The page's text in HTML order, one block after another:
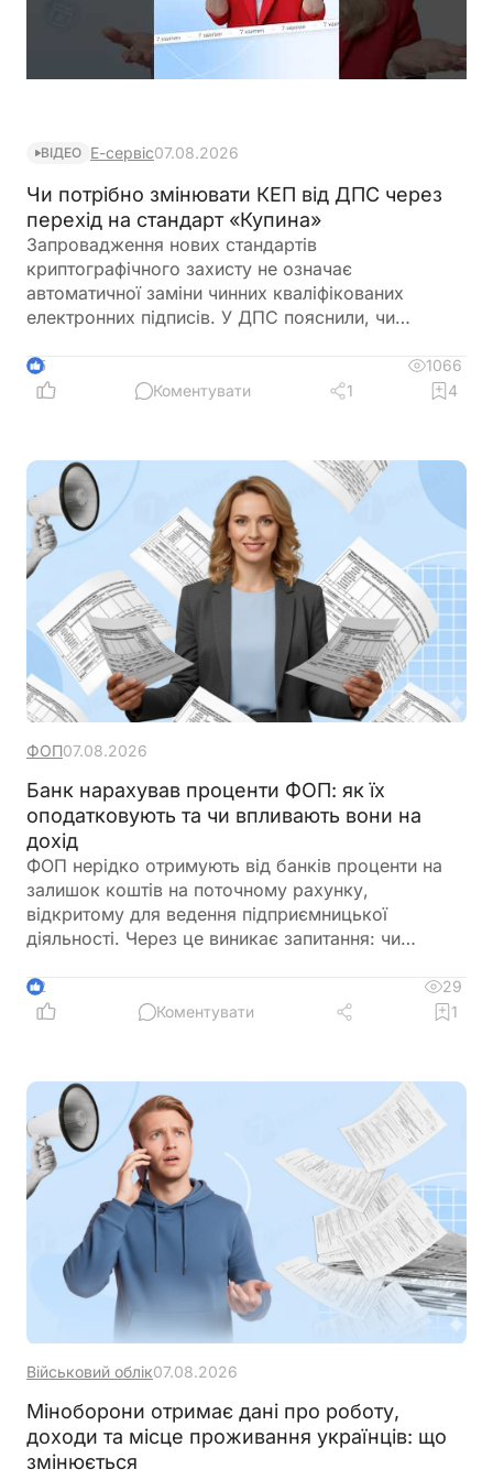
ВІДЕО Е-сервіс07.08.2026
Чи потрібно змінювати КЕП від ДПС через
перехід на стандарт «Купина»
Запровадження нових стандартів
криптографічного захисту не означає
автоматичної заміни чинних кваліфікованих
електронних підписів. У ДПС пояснили, чи
ДПС, після переходу на новий стандарт «Купина»
та чи потрібно користувачам отримувати нові
5
1066
Коментувати
1 4
ФОП07.08.2026
Банк нарахував проценти ФОП: як їх
оподатковують та чи впливають вони на
дохід
ФОП нерідко отримують від банків проценти на
залишок коштів на поточному рахунку,
відкритому для ведення підприємницької
діяльності. Через це виникає запитання: чи
підприємницького доходу та сплачувати з них
податки як із доходу ФОП. Податкове
фізичної особи. Саме тому проценти, нараховані
банком на залишок коштів, мають окремий
порядок оподаткування
2
29
Коментувати
1
Військовий облік07.08.2026
Міноборони отримає дані про роботу,
доходи та місце проживання українців: що
змінюється